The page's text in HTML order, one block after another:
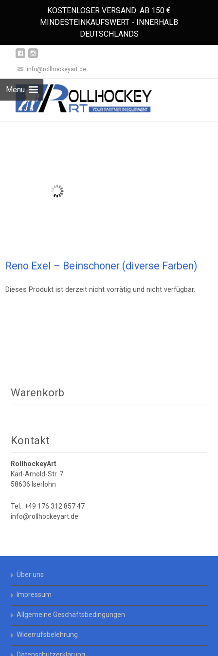
KOSTENLOSER VERSAND: AB 150 €
MINDESTEINKAUFSWERT - INNERHALB
DEUTSCHLANDS
info@rollhockeyart.de
Menu
Reno Exel – Beinschoner (diverse Farben)
Dieses Produkt ist derzeit nicht vorrätig und nicht verfügbar.
Warenkorb
Kontakt
RollhockeyArt
Karl-Arnold-Str. 7
58636 Iserlohn
Tel.: +49 176 312 857 47
info@rollhockeyart.de
Über uns
Impressum
Allgemeine Geschäftsbedingungen
Widerrufsbelehrung
Datenschutzerklärung